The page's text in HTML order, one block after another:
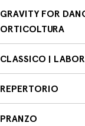
GRAVITY FOR
ORTICOLTURA
CLASSICO |
REPERTORIO
PRANZO